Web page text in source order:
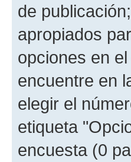
de
apropiados
opciones en
encuentre en
elegir el
etiqueta
encuesta (0